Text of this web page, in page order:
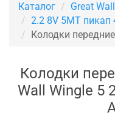
Каталог Great Wall
2.2 8V 5MT пикап
Колодки
Колодки
Wall Wingle 5